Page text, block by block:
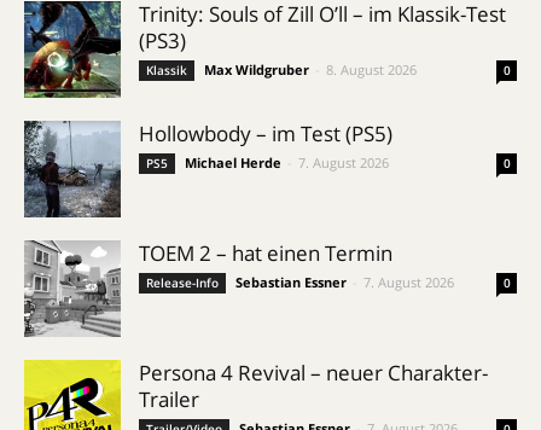
Trinity: Souls of Zill O’ll – im Klassik-Test
(PS3)
Klassik Max Wildgruber 8. August 2026 0
Hollowbody – im Test (PS5)
PS5 Michael Herde 7. August 2026 0
TOEM 2 – hat einen Termin
Release-Info Sebastian Essner 7. August 2026 0
Persona 4 Revival – neuer Charakter-
Trailer